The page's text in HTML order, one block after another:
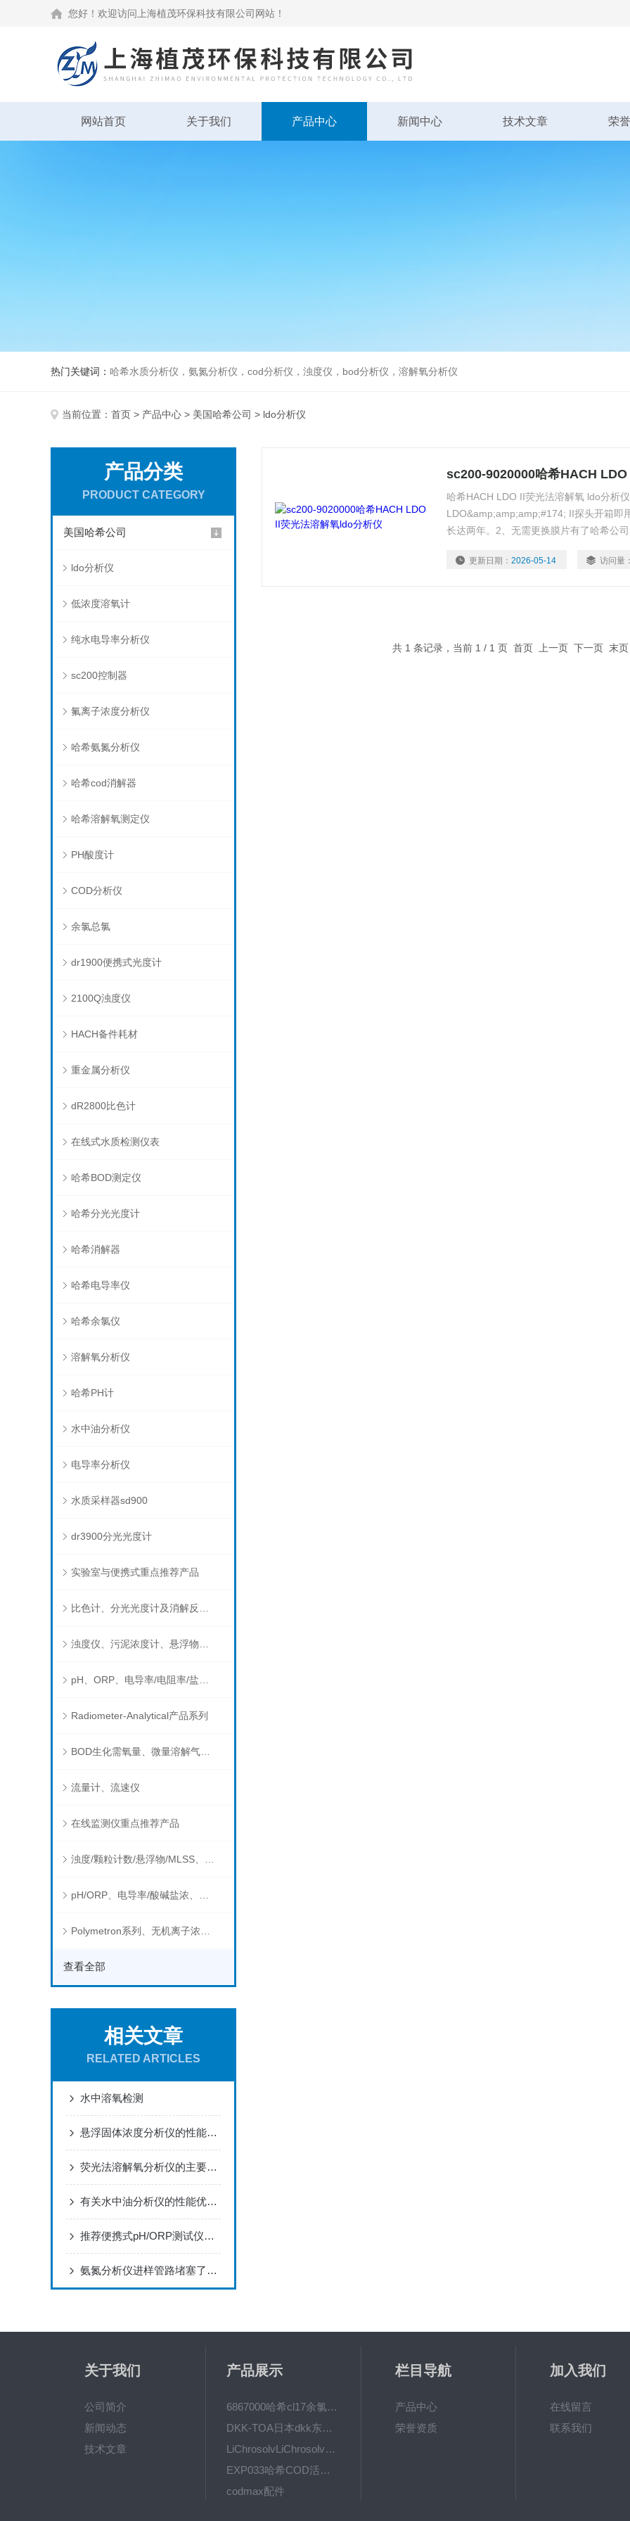
您好！欢迎访问上海植茂环保科技有限公司网站！
网站首页 关于我们 产品中心 新闻中心 技术文章 荣
热门关键词： 哈希水质分析仪，氨氮分析仪，cod分析仪，浊度仪，bod分析仪，溶解氧分析仪
当前位置： 首页 > 产品中心 > 美国哈希公司 > ldo分析仪
产品分类
PRODUCT CATEGORY
美国哈希公司
ldo分析仪
低浓度溶氧计
纯水电导率分析仪
sc200控制器
氟离子浓度分析仪
哈希氨氮分析仪
哈希cod消解器
哈希溶解氧测定仪
PH酸度计
COD分析仪
余氯总氯
dr1900便携式光度计
2100Q浊度仪
HACH备件耗材
重金属分析仪
dR2800比色计
在线式水质检测仪表
哈希BOD测定仪
哈希分光光度计
哈希消解器
哈希电导率仪
哈希余氯仪
溶解氧分析仪
哈希PH计
水中油分析仪
电导率分析仪
水质采样器sd900
dr3900分光光度计
实验室与便携式重点推荐产品
Radiometer-Analytical产品系列
BOD生化需氧量、微量溶解气体和现场水质测试组件以及其他分析仪
流量计、流速仪
在线监测仪重点推荐产品
查看全部
相关文章
RELATED ARTICLES
水中溶氧检测
悬浮固体浓度分析仪的性能特点和使用方法介绍
荧光法溶解氧分析仪的主要组成部分
有关水中油分析仪的性能优点及应用领域，是不是一目了然了
推荐便携式pH/ORP测试仪说明介绍
氨氮分析仪进样管路堵塞了可以怎么样疏通
哈希HACH LDO II荧光法溶解氧 ldo分析
LDO&amp;amp;amp;#174; II探头开箱即
长达两年。2、无需更换膜片有了哈希公
和阴极进行打磨清洁。3、服务无遗漏
更新日期：2026-05-14 访问量
共 1 条记录，当前 1 / 1 页 首页 上一页 下一页 末
关于我们
公司简介
新闻动态
技术文章
产品展示
6867000哈希cl17余氯分析仪色度计模块、哈希cl17比色池现货
DKK-TOA日本dkk东亚电波水质仪器电极耗材
LiChrosolvLiChrosolv®HPLC色谱纯溶剂
EXP033哈希COD活塞泵价格 EXP033
codmax配件
栏目导航
产品中心
荣誉资质
加入我们
在线留言
联系我们